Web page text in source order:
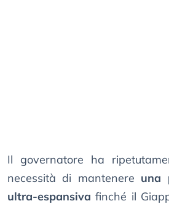
Il governatore ha
necessità di mantenere una
ultra-espansiva finché il